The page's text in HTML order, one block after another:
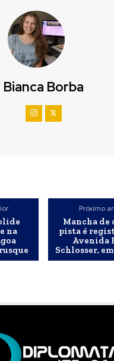
Bianca Borba
na
Próximo
Mancha de
pista é
Avenida
Schlosser,